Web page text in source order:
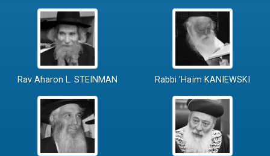
Rav Aharon L. STEINMAN Rabbi 'Haïm KANIEWSKI